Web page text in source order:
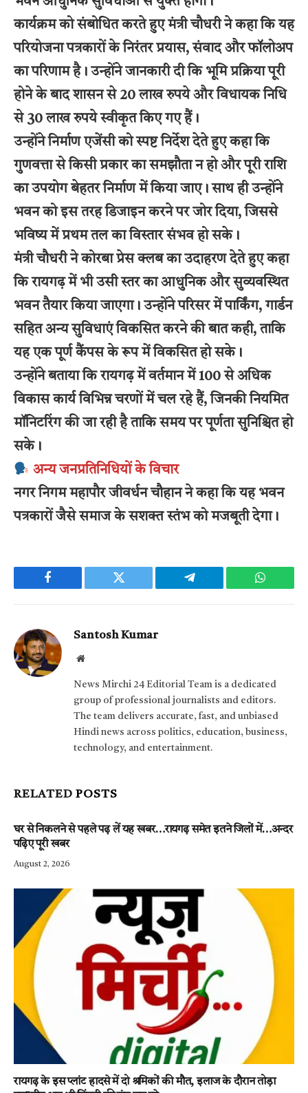
कार्यक्रम को संबोधित करते हुए मंत्री चौधरी ने कहा कि यह
परियोजना पत्रकारों के निरंतर प्रयास, संवाद और फॉलोअप
का परिणाम है। उन्होंने जानकारी दी कि भूमि प्रक्रिया पूरी
होने के बाद शासन से 20 लाख रुपये और विधायक निधि
से 30 लाख रुपये स्वीकृत किए गए हैं।
उन्होंने निर्माण एजेंसी को स्पष्ट निर्देश देते हुए कहा कि
गुणवत्ता से किसी प्रकार का समझौता न हो और पूरी राशि
का उपयोग बेहतर निर्माण में किया जाए। साथ ही उन्होंने
भवन को इस तरह डिजाइन करने पर जोर दिया, जिससे
भविष्य में प्रथम तल का विस्तार संभव हो सके।
मंत्री चौधरी ने कोरबा प्रेस क्लब का उदाहरण देते हुए कहा
कि रायगढ़ में भी उसी स्तर का आधुनिक और सुव्यवस्थित
भवन तैयार किया जाएगा। उन्होंने परिसर में पार्किंग, गार्डन
सहित अन्य सुविधाएं विकसित करने की बात कही, ताकि
यह एक पूर्ण कैंपस के रूप में विकसित हो सके।
उन्होंने बताया कि रायगढ़ में वर्तमान में 100 से अधिक
विकास कार्य विभिन्न चरणों में चल रहे हैं, जिनकी नियमित
मॉनिटरिंग की जा रही है ताकि समय पर पूर्णता सुनिश्चित हो
सके।
अन्य जनप्रतिनिधियों के विचार
नगर निगम महापौर जीवर्धन चौहान ने कहा कि यह भवन
पत्रकारों जैसे समाज के सशक्त स्तंभ को मजबूती देगा।
Facebook Twitter Telegram
Santosh Kumar
Website
News Mirchi 24 Editorial Team is a dedicated
group of professional journalists and editors.
The team delivers accurate, fast, and unbiased
Hindi news across politics, education, business,
technology, and entertainment.
RELATEDPOSTS
घर से निकलने से पहले पढ़ लें यह खबर…रायगढ़ समेत इतने जिलों में…अन्दर
पढ़िए पूरी खबर
August 2, 2026
रायगढ़ के इस प्लांट हादसे में दो श्रमिकों की मौत, इलाज के दौरान तोड़ा